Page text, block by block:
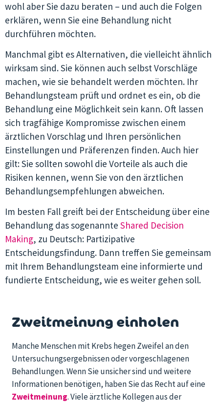
wohl aber Sie dazu beraten – und auch die Folgen
erklären, wenn Sie eine Behandlung nicht
durchführen möchten.
Manchmal gibt es Alternativen, die vielleicht ähnlich
wirksam sind. Sie können auch selbst Vorschläge
machen, wie sie behandelt werden möchten. Ihr
Behandlungsteam prüft und ordnet es ein, ob die
Behandlung eine Möglichkeit sein kann. Oft lassen
sich tragfähige Kompromisse zwischen einem
ärztlichen Vorschlag und Ihren persönlichen
Einstellungen und Präferenzen finden. Auch hier
gilt: Sie sollten sowohl die Vorteile als auch die
Risiken kennen, wenn Sie von den ärztlichen
Behandlungsempfehlungen abweichen.
Im besten Fall greift bei der Entscheidung über eine
Behandlung das sogenannte Shared Decision
Making, zu Deutsch: Partizipative
Entscheidungsfindung. Dann treffen Sie gemeinsam
mit Ihrem Behandlungsteam eine informierte und
fundierte Entscheidung, wie es weiter gehen soll.
Zweitmeinung einholen
Manche Menschen mit Krebs hegen Zweifel an den
Untersuchungsergebnissen oder vorgeschlagenen
Behandlungen. Wenn Sie unsicher sind und weitere
Informationen benötigen, haben Sie das Recht auf eine
Zweitmeinung. Viele ärztliche Kollegen aus der